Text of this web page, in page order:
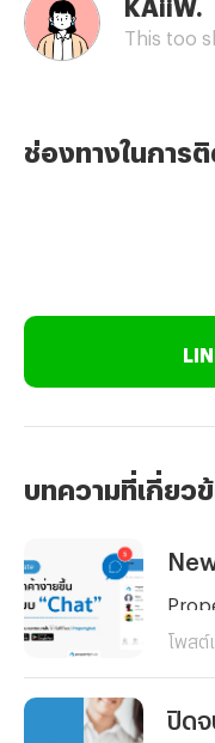
This too
ช่องทางในการ
บทความที่เกี่ยว
โพสต์